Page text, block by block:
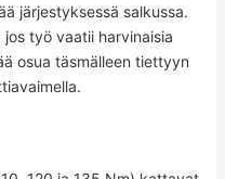
järjestyksessä salkussa.
työ vaatii harvinaisia
osua täsmälleen tiettyyn